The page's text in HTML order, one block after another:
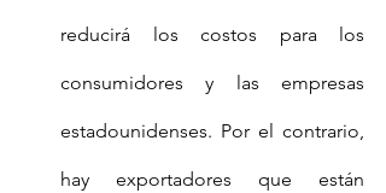
reducirá los costos para los
consumidores y las empresas
estadounidenses. Por el contrario,
hay exportadores que están